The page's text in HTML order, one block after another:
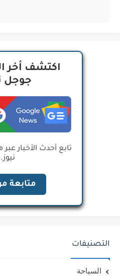
اكتشف أخر
جوجل
تابع أحدث الأخبار
نيوز.
متابعة
التصنيفات
السياحة